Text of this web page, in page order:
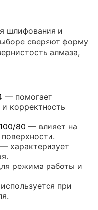
шлифования и
сверяют форму
алмаза,
— помогает
корректность
80 — влияет на
— характеризует
режима работы и
при